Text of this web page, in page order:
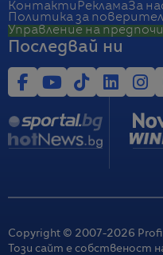
Контакти РекламаЗа
Политика за
Управление на
Последвай ни
Copyright © 2007-2026
Този сайт е собственост